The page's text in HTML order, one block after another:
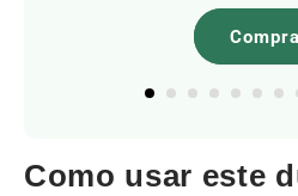
Como usar este